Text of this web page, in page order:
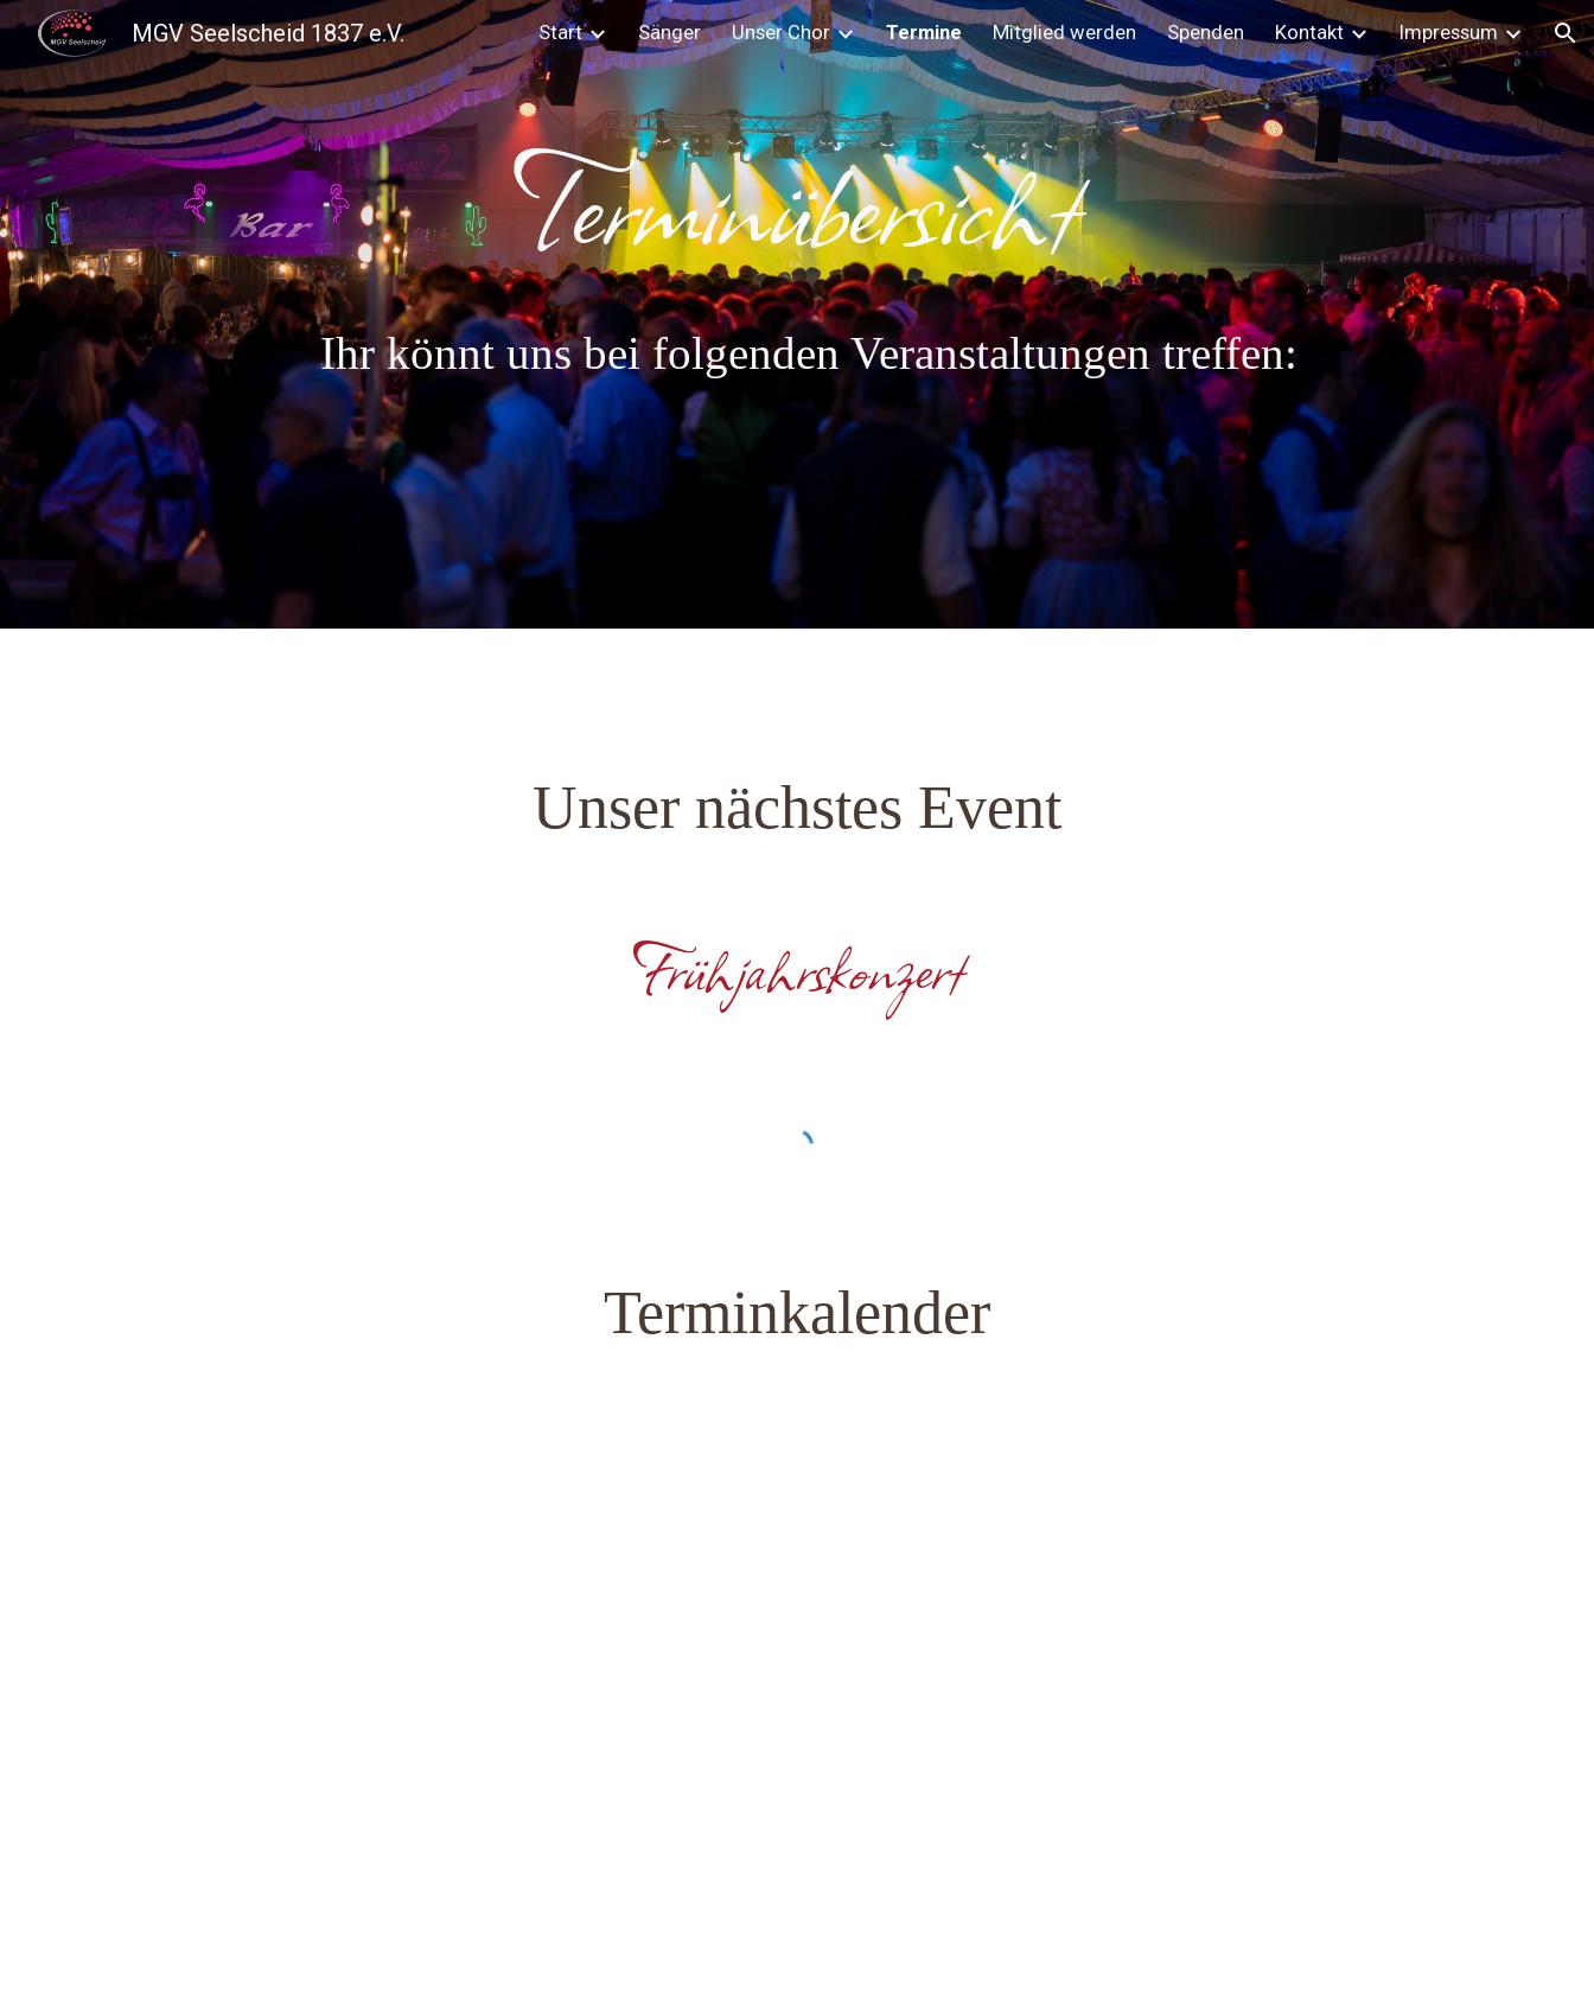
Skip to main content Skip to navigation
MGV Seelscheid 1837 e.V. Start Sänger Unser Chor Termine Mitglied werden Spenden Kontakt Impressum
Terminübersicht
Ihr könnt uns bei folgenden Veranstaltungen treffen:
Unser nächstes Event
Frühjahrskonzert
Terminkalender